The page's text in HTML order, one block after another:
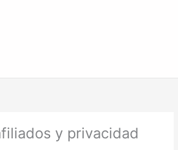
y privacidad